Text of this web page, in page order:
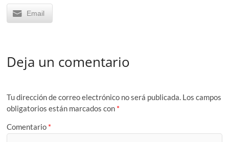
Email
Deja un comentario
Tu dirección de correo electrónico no será publicada. Los campos
obligatorios están marcados con *
Comentario *